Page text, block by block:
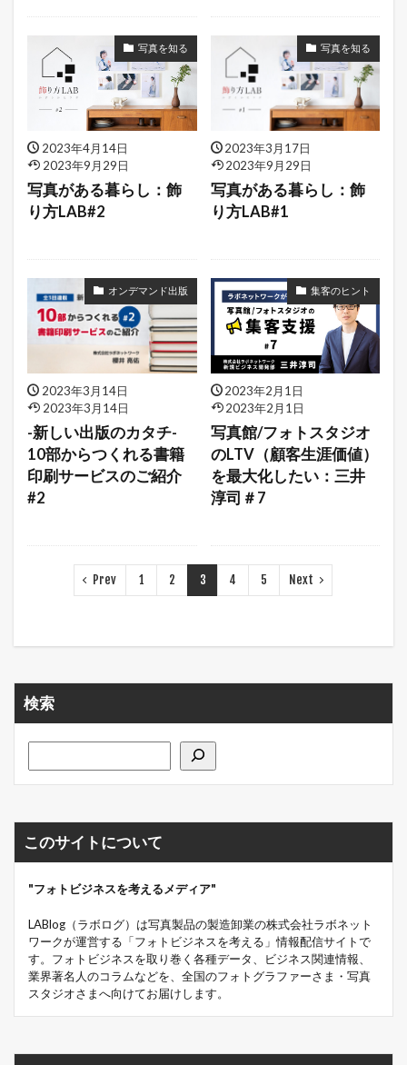
写真を知る
2023年4月14日
2023年9月29日
写真がある暮らし：飾
り方LAB#2
写真を知る
2023年3月17日
2023年9月29日
写真がある暮らし：飾
り方LAB#1
オンデマンド出版
2023年3月14日
2023年3月14日
-新しい出版のカタチ-
10部からつくれる書籍
印刷サービスのご紹介
#2
集客のヒント
2023年2月1日
2023年2月1日
写真館/フォトスタジオ
のLTV（顧客生涯価値）
を最大化したい：三井
淳司＃7
Prev 1 2 3 4 5 Next
検索
このサイトについて
"フォトビジネスを考えるメディア"
LABlog（ラボログ）は写真製品の製造卸業の株式会社ラボネット
ワークが運営する「フォトビジネスを考える」情報配信サイトで
す。フォトビジネスを取り巻く各種データ、ビジネス関連情報、
業界著名人のコラムなどを、全国のフォトグラファーさま・写真
スタジオさまへ向けてお届けします。